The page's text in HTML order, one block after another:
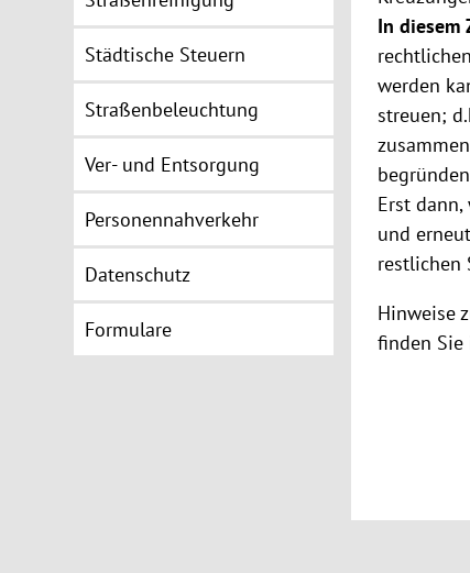
Städtische Steuern
Straßenbeleuchtung
Ver- und Entsorgung
Personennahverkehr
Datenschutz
Formulare
In diesem
werden
streuen;
Erst
und
restlichen
Hinweise
finden Sie